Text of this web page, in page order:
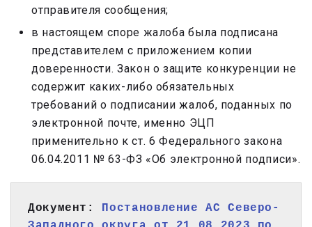
отправителя сообщения;
в настоящем споре жалоба была подписана
представителем с приложением копии
доверенности. Закон о защите конкуренции не
содержит каких-либо обязательных
требований о подписании жалоб, поданных по
электронной почте, именно ЭЦП
применительно к ст. 6 Федерального закона
06.04.2011 № 63-ФЗ «Об электронной подписи».
Документ: Постановление АС Северо-